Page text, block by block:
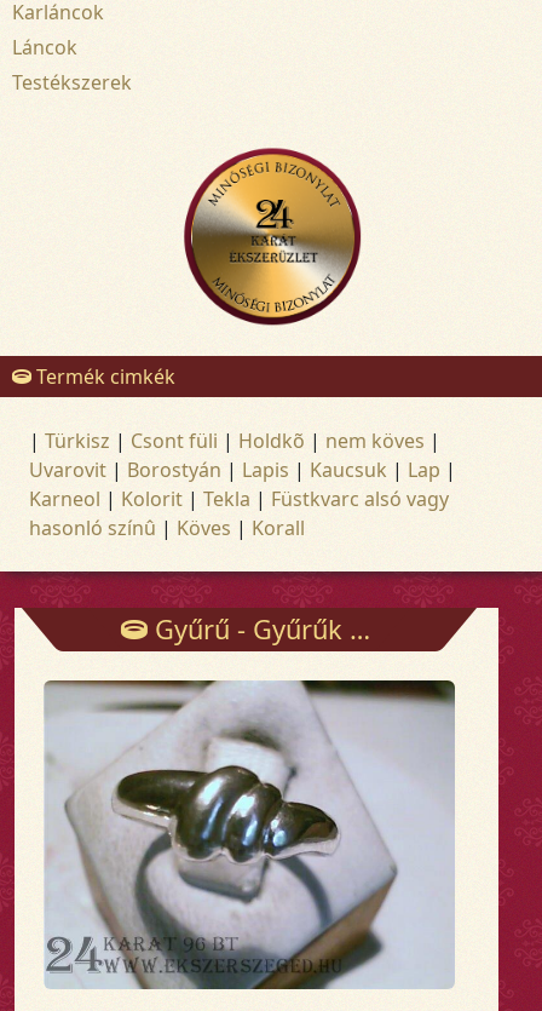
Karláncok
Láncok
Testékszerek
Termék cimkék
| Türkisz | Csont füli | Holdkõ | nem köves |
Uvarovit | Borostyán | Lapis | Kaucsuk | Lap |
Karneol | Kolorit | Tekla | Füstkvarc alsó vagy
hasonló színû | Köves | Korall
Gyűrű - Gyűrűk - Arany és ezüst ékszerek